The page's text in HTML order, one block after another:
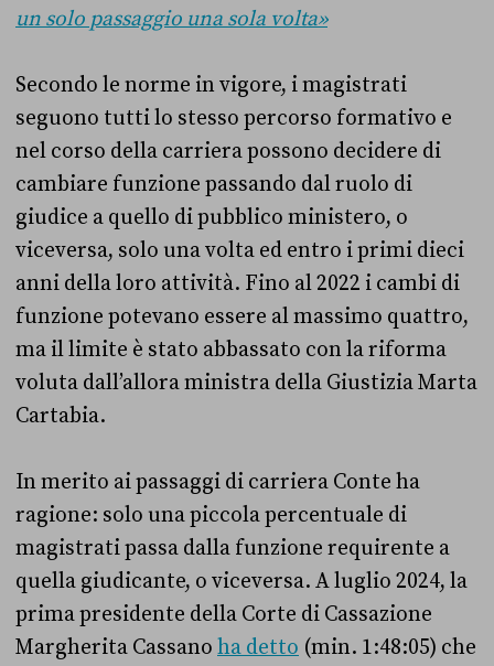
un solo passaggio una sola volta»
Secondo le norme in vigore, i magistrati
seguono tutti lo stesso percorso formativo e
nel corso della carriera possono decidere di
cambiare funzione passando dal ruolo di
giudice a quello di pubblico ministero, o
viceversa, solo una volta ed entro i primi dieci
anni della loro attività. Fino al 2022 i cambi di
funzione potevano essere al massimo quattro,
ma il limite è stato abbassato con la riforma
voluta dall’allora ministra della Giustizia Marta
Cartabia.
In merito ai passaggi di carriera Conte ha
ragione: solo una piccola percentuale di
magistrati passa dalla funzione requirente a
quella giudicante, o viceversa. A luglio 2024, la
prima presidente della Corte di Cassazione
Margherita Cassano ha detto (min. 1:48:05) che